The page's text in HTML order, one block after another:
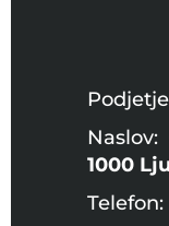
Naslov:
1000
Telefon: